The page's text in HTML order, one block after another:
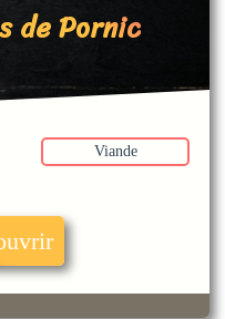
de Pornic
Viande